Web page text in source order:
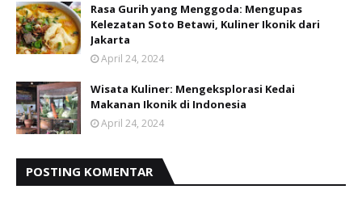
Rasa Gurih yang Menggoda: Mengupas
Kelezatan Soto Betawi, Kuliner Ikonik dari
Jakarta
April 24, 2024
Wisata Kuliner: Mengeksplorasi Kedai
Makanan Ikonik di Indonesia
April 24, 2024
POSTING KOMENTAR